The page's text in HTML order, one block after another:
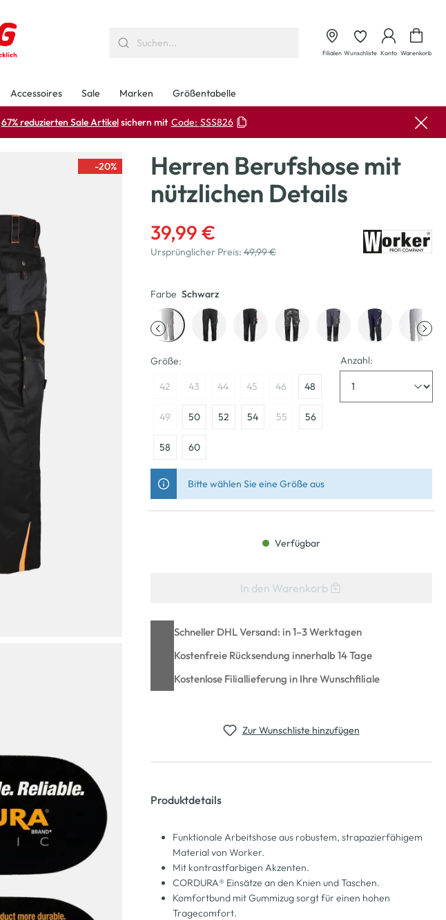
Filialen Wunschliste Konto Warenkorb
Accessoires Sale Marken Größentabelle
67% reduzierten Sale Artikelsichern mit Code: SSS826
-20%
Herren Berufshose mit
nützlichen Details
39,99 €
Ursprünglicher Preis: 49,99 €
Farbe Schwarz
Größe:
42 43 44 45 46 48
49 50 52 54 55 56
58 60
Anzahl:
Bitte wählen Sie eine Größe aus
Verfügbar
In den Warenkorb
Schneller DHL Versand: in 1–3 Werktagen
Kostenfreie Rücksendung innerhalb 14 Tage
Kostenlose Filiallieferung in Ihre Wunschfiliale
Zur Wunschliste hinzufügen
Produktdetails
Funktionale Arbeitshose aus robustem, strapazierfähigem
Material von Worker.
Mit kontrastfarbigen Akzenten.
CORDURA® Einsätze an den Knien und Taschen.
Komfortbund mit Gummizug sorgt für einen hohen
Tragecomfort.